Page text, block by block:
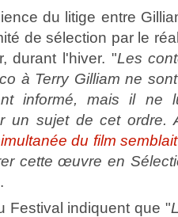
du litige entre
de sélection par le
durant l'hiver. "Les
à Terry Gilliam ne
informé, mais il ne
un sujet de cet ordre.
du film
cette œuvre en
Festival indiquent que "